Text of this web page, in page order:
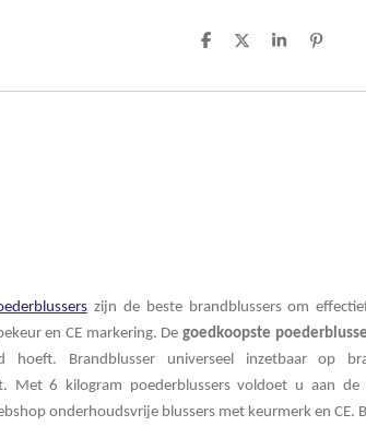
D
e
D
l
S
r
P
n
zijn de beste brandblussers om
en CE markering. De goedkoopste
hoeft. Brandblusser universeel inzetbaar op
Met 6 kilogram poederblussers voldoet u aan de
onderhoudsvrije blussers met keurmerk en CE.